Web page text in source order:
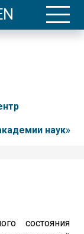
наук»
состояния